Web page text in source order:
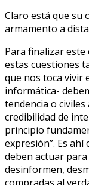
Claro está que su
armamento a
Para finalizar
estas cuestiones
que nos toca vivir
informática-
tendencia o
credibilidad de
principio
expresión”. Es
deben actuar
desinformen,